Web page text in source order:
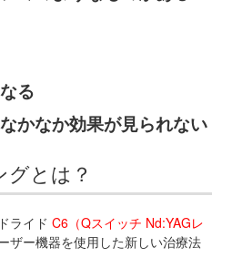
る
かなか効果が見られない
とは？
ライド C6（Qスイッチ Nd:YAGレ
ザー機器を使用した新しい治療法